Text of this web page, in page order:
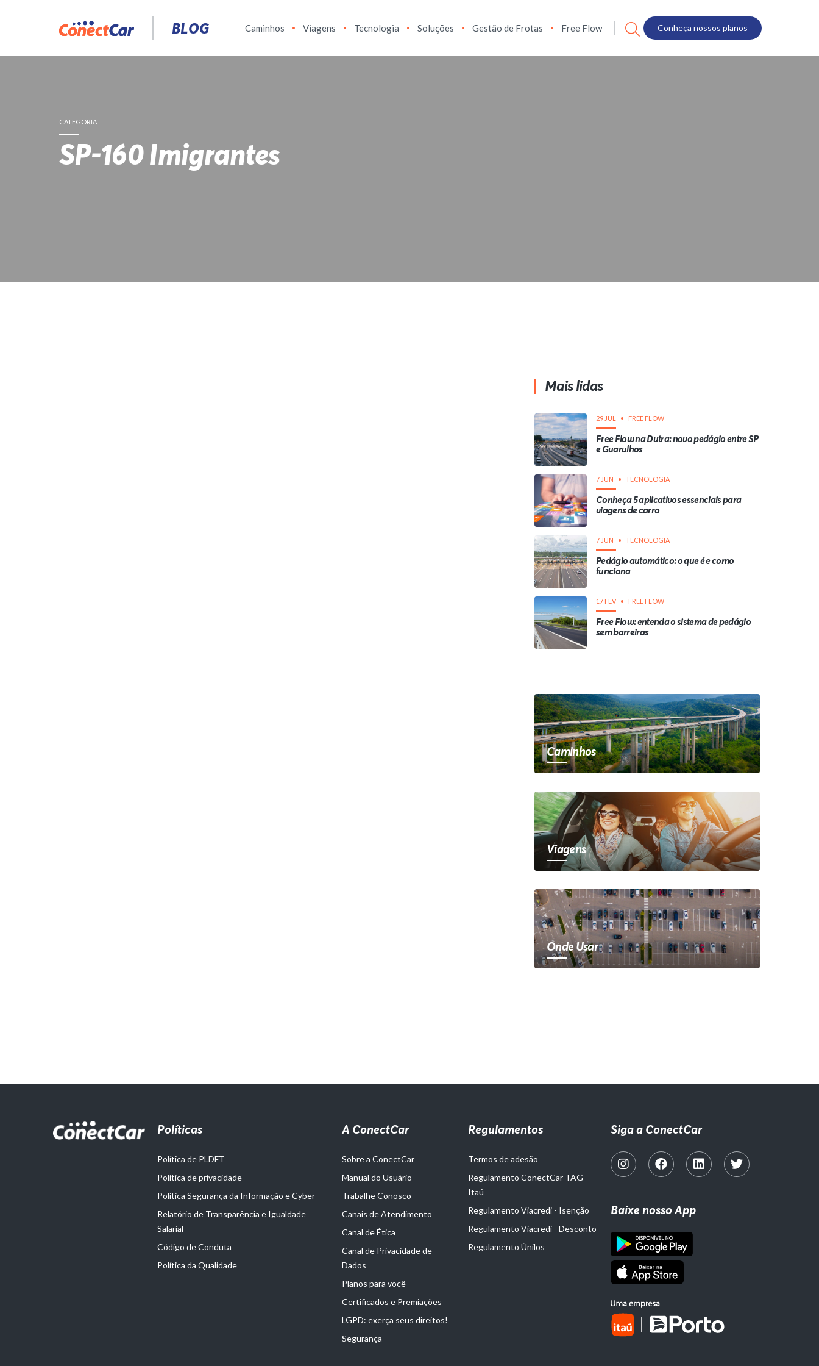
BLOG Caminhos Viagens Tecnologia Soluções Gestão de Frotas Free Flow Conheça nossos planos
CATEGORIA
SP-160 Imigrantes
Mais lidas
29 JUL FREE FLOW
Free Flow na Dutra: novo pedágio entre SP
e Guarulhos
7 JUN TECNOLOGIA
Conheça 5 aplicativos essenciais para
viagens de carro
7 JUN TECNOLOGIA
Pedágio automático: o que é e como
funciona
17 FEV FREE FLOW
Free Flow: entenda o sistema de pedágio
sem barreiras
Caminhos
Viagens
Onde Usar
Políticas
Política de PLDFT
Política de privacidade
Política Segurança da Informação e Cyber
Relatório de Transparência e Igualdade
Salarial
Código de Conduta
Política da Qualidade
A ConectCar
Sobre a ConectCar
Manual do Usuário
Trabalhe Conosco
Canais de Atendimento
Canal de Ética
Canal de Privacidade de
Dados
Planos para você
Certificados e Premiações
LGPD: exerça seus direitos!
Segurança
Regulamentos
Termos de adesão
Regulamento ConectCar TAG
Itaú
Regulamento Viacredi - Isenção
Regulamento Viacredi - Desconto
Regulamento Únilos
Siga a ConectCar
Baixe nosso App